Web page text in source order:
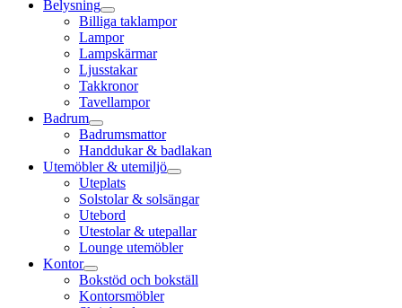
Belysning
Billiga taklampor
Lampor
Lampskärmar
Ljusstakar
Takkronor
Tavellampor
Badrum
Badrumsmattor
Handdukar & badlakan
Utemöbler & utemiljö
Uteplats
Solstolar & solsängar
Utebord
Utestolar & utepallar
Lounge utemöbler
Kontor
Bokstöd och bokställ
Kontorsmöbler